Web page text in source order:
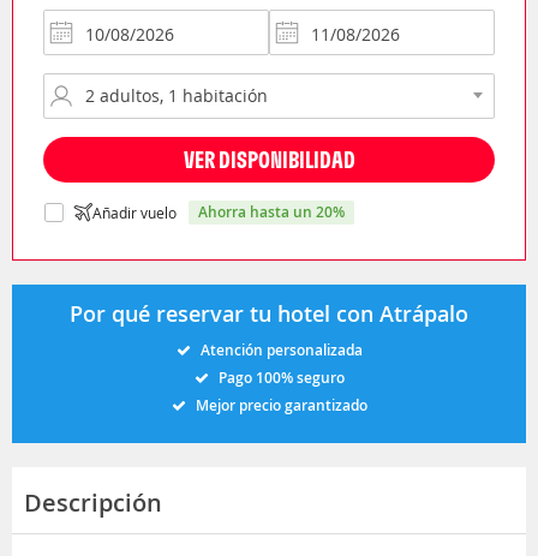
VER DISPONIBILIDAD
Añadir vuelo ahorra hasta un 20%
Por qué reservar tu hotel con Atrápalo
Atención personalizada
Pago 100% seguro
Mejor precio garantizado
Descripción